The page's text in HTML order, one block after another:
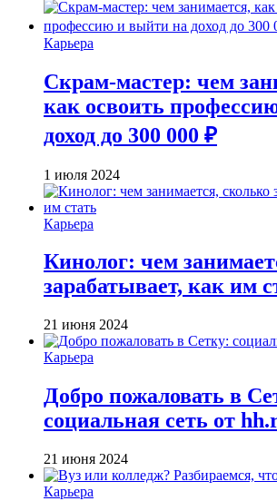
Карьера
Скрам-мастер: чем
как освоить
доход до 300 000 ₽
1 июля 2024
Карьера
Кинолог: чем
зарабатывает, как им
21 июня 2024
Карьера
Добро пожаловать в
социальная сеть от
21 июня 2024
Карьера